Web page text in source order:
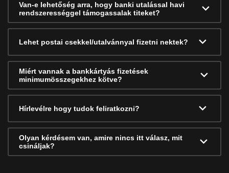
Van-e lehetőség arra, hogy banki utalással havi
rendszerességgel támogassalak titeket?
Lehet postai csekkel/utalvánnyal fizetni nektek?
Miért vannak a bankkártyás fizetések
minimumösszegekhez kötve?
Hírlevélre hogy tudok feliratkozni?
Olyan kérdésem van, amire nincs itt válasz, mit
csináljak?